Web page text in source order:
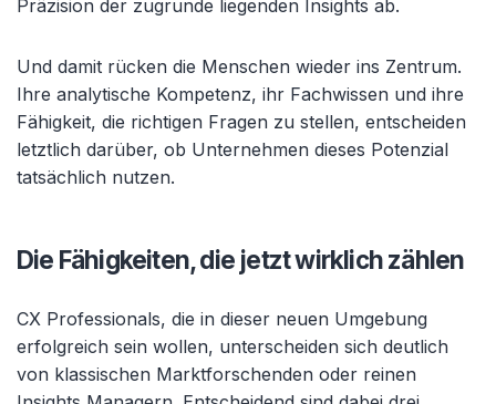
Präzision der zugrunde liegenden Insights ab.
Und damit rücken die Menschen wieder ins Zentrum.
Ihre analytische Kompetenz, ihr Fachwissen und ihre
Fähigkeit, die richtigen Fragen zu stellen, entscheiden
letztlich darüber, ob Unternehmen dieses Potenzial
tatsächlich nutzen.
Die Fähigkeiten, die jetzt wirklich zählen
CX Professionals, die in dieser neuen Umgebung
erfolgreich sein wollen, unterscheiden sich deutlich
von klassischen Marktforschenden oder reinen